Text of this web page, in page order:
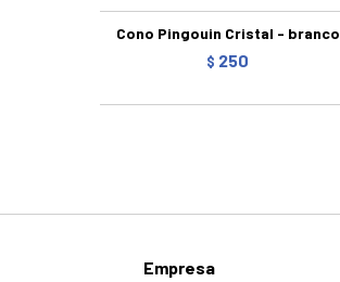
Cono Pingouin Cristal - branco
$ 250
Empresa